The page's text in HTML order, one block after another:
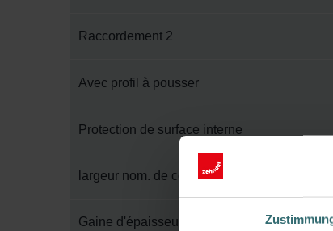
Raccordement 2
Avec profil à pousser
Protection de surface interne
largeur nom. de conduit raccordement 2
Gaine d'épaisseur de paroi